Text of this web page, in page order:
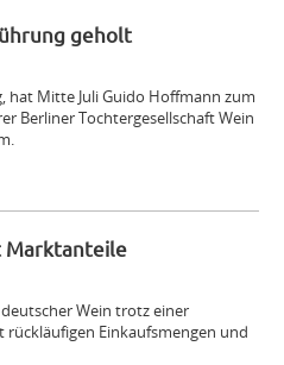
geholt
hat Mitte Juli Guido Hoffmann zum
Berliner Tochtergesellschaft Wein
Marktanteile
Wein trotz einer
Einkaufsmengen und